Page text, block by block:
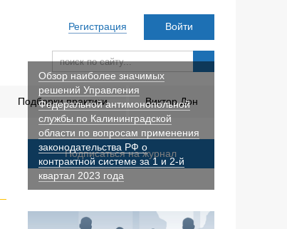
Регистрация Войти
Подборки практики Виктор Дон
Подписаться на журнал
Обзор наиболее значимых
решений Управления
Федеральной антимонопольной
службы по Калининградской
области по вопросам применения
законодательства РФ о
контрактной системе за 1 и 2-й
квартал 2023 года